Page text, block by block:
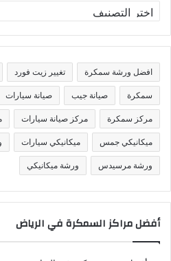
ص
ن
ف
ا
افضل ورشة سمكرة تغيير زيت فورد
سمكرة صيانة جيب صيانة سيارات
مركز سمكرة مركز صيانة سيارات
ميكانيكي جمس ميكانيكي سيارات
ورشة مرسيدس ورشة ميكانيكي
أفضل مراكز السمكرة في الرياض